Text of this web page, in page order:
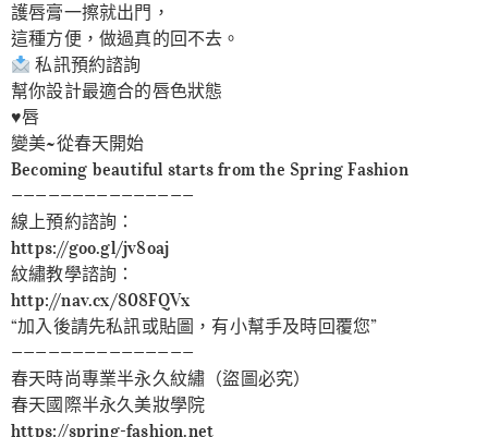
護唇膏一擦就出門，
這種方便，做過真的回不去。
私訊預約諮詢
幫你設計最適合的唇色狀態
♥️唇
變美~從春天開始
Becoming beautiful starts from the Spring Fashion
———————————————
線上預約諮詢：
https://goo.gl/jv8oaj
紋繡教學諮詢：
http://nav.cx/808FQVx
“加入後請先私訊或貼圖，有小幫手及時回覆您”
———————————————
春天時尚專業半永久紋繡（盜圖必究）
春天國際半永久美妝學院
https://spring-fashion.net